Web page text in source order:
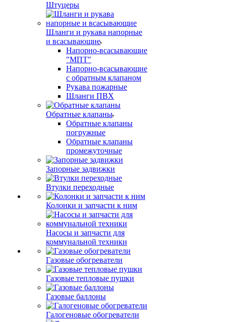
Штуцеры
Шланги и рукава напорные
и всасывающие
Напорно-всасывающие
"МПТ"
Напорно-всасывающие
с обратным клапаном
Рукава пожарные
Шланги ПВХ
Обратные клапаны
Обратные клапаны
погружные
Обратные клапаны
промежуточные
Запорные задвижки
Втулки переходные
Колонки и запчасти к ним
Насосы и запчасти для
коммунальной техники
Газовые обогреватели
Газовые тепловые пушки
Газовые баллоны
Галогеновые обогреватели